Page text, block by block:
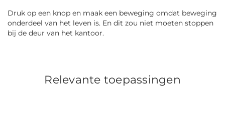
Druk op een knop en maak een beweging omdat beweging
onderdeel van het leven is. En dit zou niet moeten stoppen
bij de deur van het kantoor.
Relevante toepassingen